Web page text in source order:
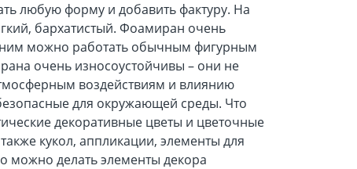
любую форму и добавить фактуру. На
бархатистый. Фоамиран очень
можно работать обычным фигурным
очень износоустойчивы – они не
воздействиям и влиянию
для окружающей среды. Что
декоративные цветы и цветочные
кукол, аппликации, элементы для
можно делать элементы декора